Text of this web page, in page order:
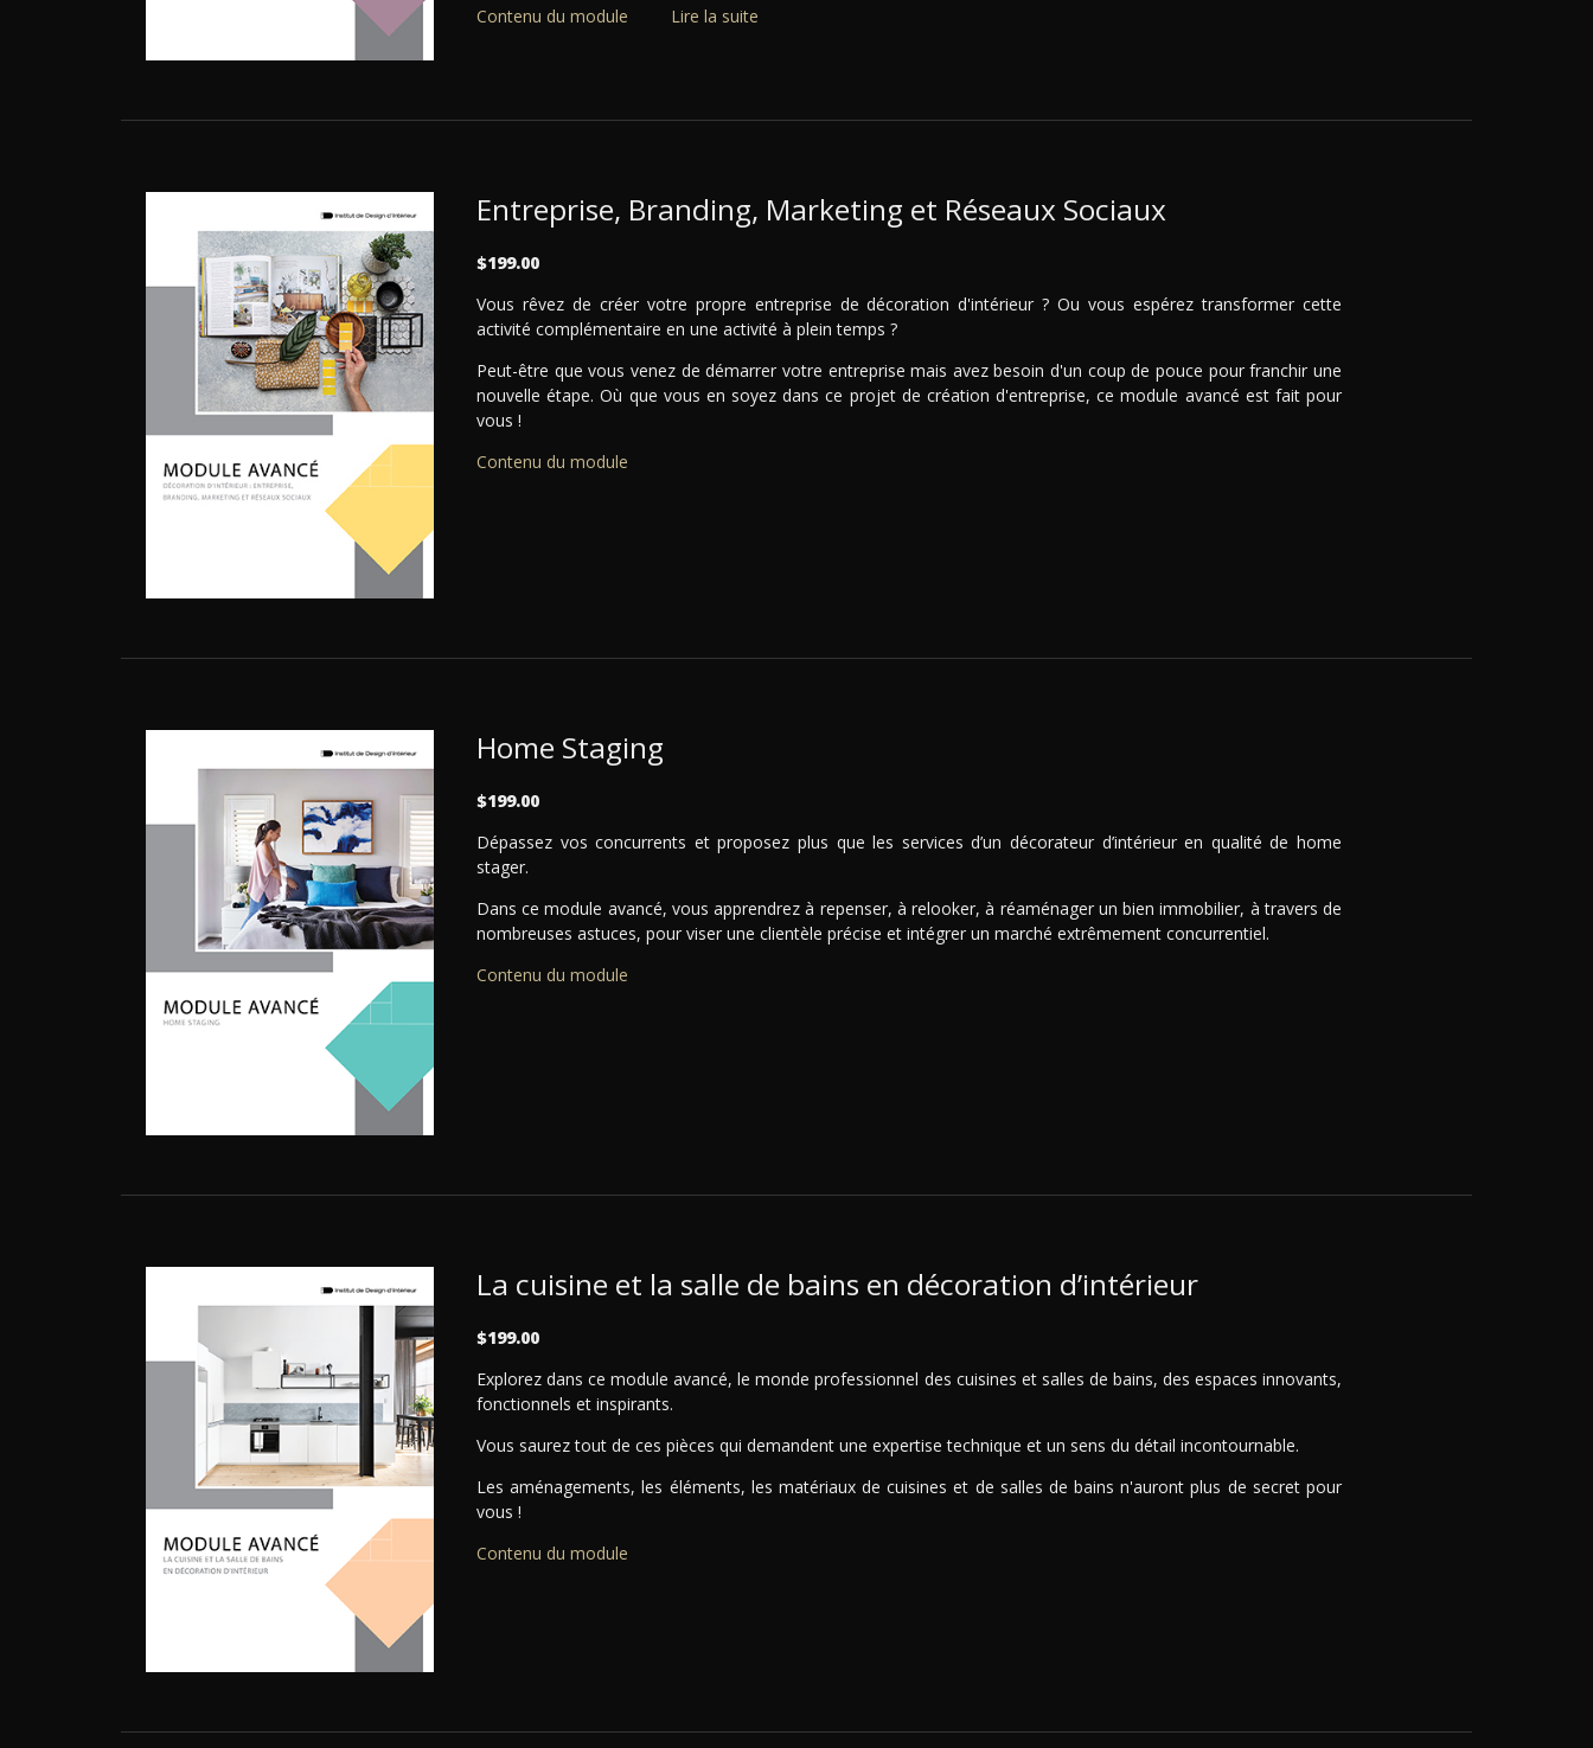
Contenu du module
Lire la suite
Entreprise, Branding, Marketing et Réseaux Sociaux
$199.00
Vous rêvez de créer votre propre entreprise de décoration d'intérieur ? Ou vous espérez transformer cette
activité complémentaire en une activité à plein temps ?
Peut-être que vous venez de démarrer votre entreprise mais avez besoin d'un coup de pouce pour franchir une
nouvelle étape. Où que vous en soyez dans ce projet de création d'entreprise, ce module avancé est fait pour
vous !
Contenu du module
Home Staging
$199.00
Dépassez vos concurrents et proposez plus que les services d’un décorateur d’intérieur en qualité de home
stager.
Dans ce module avancé, vous apprendrez à repenser, à relooker, à réaménager un bien immobilier, à travers de
nombreuses astuces, pour viser une clientèle précise et intégrer un marché extrêmement concurrentiel.
Contenu du module
La cuisine et la salle de bains en décoration d’intérieur
$199.00
Explorez dans ce module avancé, le monde professionnel des cuisines et salles de bains, des espaces innovants,
fonctionnels et inspirants.
Vous saurez tout de ces pièces qui demandent une expertise technique et un sens du détail incontournable.
Les aménagements, les éléments, les matériaux de cuisines et de salles de bains n'auront plus de secret pour
vous !
Contenu du module